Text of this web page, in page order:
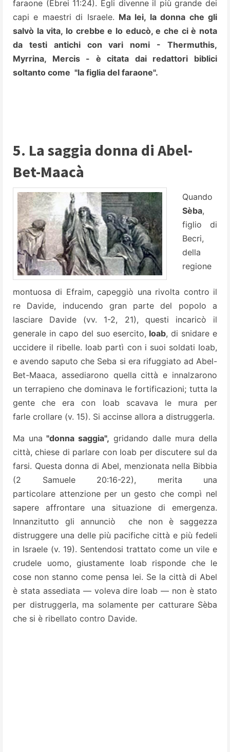
faraone (Ebrei 11:24). Egli divenne il più grande dei
capi e maestri di Israele. Ma lei, la donna che gli
salvò la vita, lo crebbe e lo educò, e che ci è nota
da testi antichi con vari nomi - Thermuthis,
Myrrina, Mercis - è citata dai redattori biblici
soltanto come "la figlia del faraone".
5. La saggia donna di Abel-
Bet-Maacà
Quando
Sèba,
figlio di
Becri,
della
regione
montuosa di Efraim, capeggiò una rivolta contro il
re Davide, inducendo gran parte del popolo a
lasciare Davide (vv. 1-2, 21), questi incaricò il
generale in capo del suo esercito, Ioab, di snidare e
uccidere il ribelle. Ioab partì con i suoi soldati Ioab,
e avendo saputo che Seba si era rifuggiato ad Abel-
Bet-Maaca, assediarono quella città e innalzarono
un terrapieno che dominava le fortificazioni; tutta la
gente che era con Ioab scavava le mura per
farle crollare (v. 15). Si accinse allora a distruggerla.
Ma una "donna saggia", gridando dalle mura della
città, chiese di parlare con Ioab per discutere sul da
farsi. Questa donna di Abel, menzionata nella Bibbia
(2 Samuele 20:16-22), merita una
particolare attenzione per un gesto che compì nel
sapere affrontare una situazione di emergenza.
Innanzitutto gli annunciò che non è saggezza
distruggere una delle più pacifiche città e più fedeli
in Israele (v. 19). Sentendosi trattato come un vile e
crudele uomo, giustamente Ioab risponde che le
cose non stanno come pensa lei. Se la città di Abel
è stata assediata — voleva dire Ioab — non è stato
per distruggerla, ma solamente per catturare Sèba
che si è ribellato contro Davide.